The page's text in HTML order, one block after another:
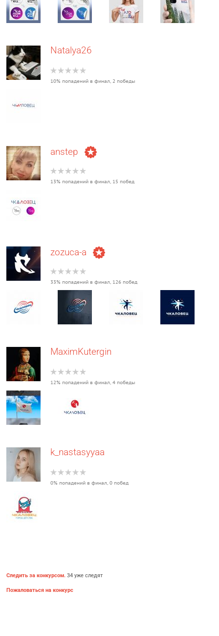
Natalya26
10% попадений в финал, 2 победы
anstep
13% попадений в финал, 15 побед
zozuca-a
33% попадений в финал, 126 побед
MaximKutergin
12% попадений в финал, 4 победы
k_nastasyyaa
0% попадений в финал, 0 побед
Следить за конкурсом. 34 уже следят
Пожаловаться на конкурс